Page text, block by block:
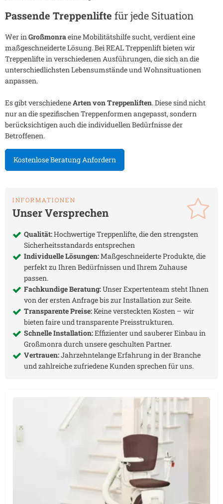
Passende Treppenlifte für jede Situation
Wer inGroßmonraeine Mobilitätshilfe sucht, verdient eine
maßgeschneiderte Lösung. Bei REAL Treppenlift bieten wir
Treppenlifte in verschiedenen Ausführungen, die sich an die
unterschiedlichsten Lebensumstände und Wohnsituationen
anpassen.
Es gibt verschiedeneArten von Treppenliften. Diese sind nicht
nur an die spezifischen Treppenformen angepasst, sondern
berücksichtigen auch die individuellen Bedürfnisse der
Betroffenen.
Kostenlose Beratung Anfordern
INFORMATIONEN
Unser Versprechen
Qualität:Hochwertige Treppenlifte, die den strengsten
Sicherheitsstandards entsprechen
Individuelle Lösungen:Maßgeschneiderte Produkte, die
perfekt zu Ihren Bedürfnissen und Ihrem Zuhause
passen.
Fachkundige Beratung:Unser Expertenteam steht Ihnen
von der ersten Anfrage bis zur Installation zur Seite.
Transparente Preise:Keine versteckten Kosten – wir
bieten faire und transparente Preisstrukturen.
Schnelle Installation:Effizienter und sauberer Einbau in
Großmonradurch unsere geschulten Partner.
Vertrauen:Jahrzehntelange Erfahrung in der Branche
und zahlreiche zufriedene Kunden sprechen für uns.